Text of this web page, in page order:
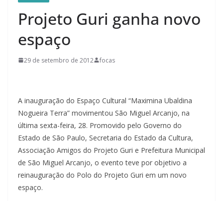
Projeto Guri ganha novo
espaço
29 de setembro de 2012 focas
A inauguração do Espaço Cultural “Maximina Ubaldina
Nogueira Terra” movimentou São Miguel Arcanjo, na
última sexta-feira, 28. Promovido pelo Governo do
Estado de São Paulo, Secretaria do Estado da Cultura,
Associação Amigos do Projeto Guri e Prefeitura Municipal
de São Miguel Arcanjo, o evento teve por objetivo a
reinauguração do Polo do Projeto Guri em um novo
espaço.